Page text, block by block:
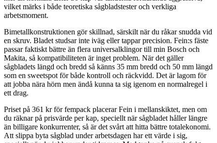
vilket märks i både teoretiska sågbladstester och verkliga
arbetsmoment.
Bimetallkonstruktionen gör skillnad, särskilt när du råkar snudda vid
en skruv. Bladet studsar inte iväg eller tappar precision. Fein:s fäste
passar faktiskt bättre än flera universalklingor till min Bosch och
Makita, så kompatibiliteten är inget problem. När det gäller
sågbladets längd och bredd så känns 35 mm bredd och 50 mm längd
som en sweetspot för både kontroll och räckvidd. Det är lagom för
att jobba nära hörn men ändå kunna ta sig igenom en normalregel i
ett drag.
Priset på 361 kr för fempack placerar Fein i mellanskiktet, men om
du räknar på prisvärde per kap, speciellt när sågbladet håller längre
än billigare konkurrenter, så är det svårt att hitta bättre totalekonomi.
Att slippa byta sågblad under arbetsdagen har ett värde i sig,